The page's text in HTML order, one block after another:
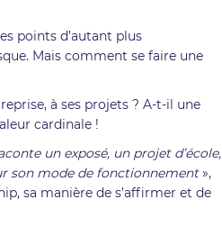
points d’autant plus
Mais comment se faire une
à ses projets ? A-t-il une
cardinale !
un exposé, un projet d’école,
son mode de fonctionnement»,
sa manière de s’affirmer et de